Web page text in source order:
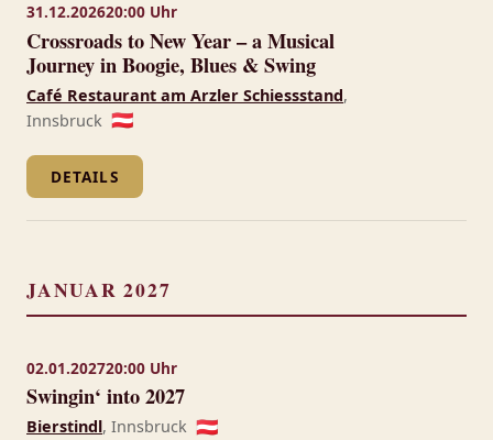
31.12.202620:00 Uhr
Crossroads to New Year – a Musical
Journey in Boogie, Blues & Swing
Café Restaurant am Arzler Schiessstand,
Innsbruck 🇦🇹
DETAILS
JANUAR 2027
02.01.202720:00 Uhr
Swingin‘ into 2027
Bierstindl, Innsbruck 🇦🇹